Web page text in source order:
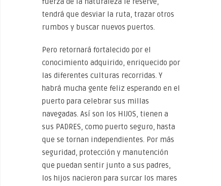
tendrá que desviar la ruta, trazar otros
rumbos y buscar nuevos puertos.
Pero retornará fortalecido por el
conocimiento adquirido, enriquecido por
las diferentes culturas recorridas. Y
habrá mucha gente feliz esperando en el
puerto para celebrar sus millas
navegadas. Así son los HIJOS, tienen a
sus PADRES, como puerto seguro, hasta
que se tornan independientes. Por más
seguridad, protección y manutención
que puedan sentir junto a sus padres,
los hijos nacieron para surcar los mares